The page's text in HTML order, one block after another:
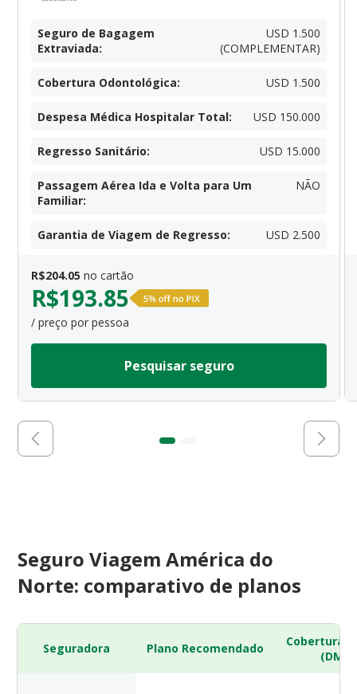
Seguro de Bagagem
Extraviada:
USD 1.500
(COMPLEMENTAR)
Cobertura Odontológica: USD 1.500
Despesa Médica Hospitalar Total: USD 150.000
Regresso Sanitário: USD 15.000
Passagem Aérea Ida e Volta para Um
Familiar:
NÃO
Garantia de Viagem de Regresso: USD 2.500
R$204.05 no cartão
R$193.85
/ preço por pessoa
Pesquisar seguro
Seguro Viagem América do
Norte: comparativo de planos
Seguradora Plano Recomendado
Cobertura
(DMH)